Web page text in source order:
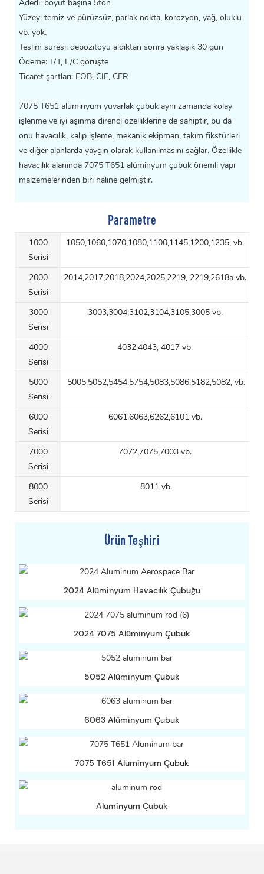
Adedi: boyut başına 5ton
Yüzey: temiz ve pürüzsüz, parlak nokta, korozyon, yağ, oluklu
vb. yok.
Teslim süresi: depozitoyu aldıktan sonra yaklaşık 30 gün
Ödeme: T/T, L/C görüşte
Ticaret şartları: FOB, CIF, CFR
7075 T651 alüminyum yuvarlak çubuk aynı zamanda kolay
işlenme ve iyi aşınma direnci özelliklerine de sahiptir, bu da
onu havacılık, kalıp işleme, mekanik ekipman, takım fikstürleri
ve diğer alanlarda yaygın olarak kullanılmasını sağlar. Özellikle
havacılık alanında 7075 T651 alüminyum çubuk önemli yapı
malzemelerinden biri haline gelmiştir.
Parametre
1000
Serisi
1050,1060,1070,1080,1100,1145,1200,1235, vb.
2000
Serisi
2014,2017,2018,2024,2025,2219, 2219,2618a vb.
3000
Serisi
3003,3004,3102,3104,3105,3005 vb.
4000
Serisi
4032,4043, 4017 vb.
5000
Serisi
5005,5052,5454,5754,5083,5086,5182,5082, vb.
6000
Serisi
6061,6063,6262,6101 vb.
7000
Serisi
7072,7075,7003 vb.
8000
Serisi
8011 vb.
Ürün Teşhiri
2024 Alüminyum Havacılık Çubuğu
2024 7075 Alüminyum Çubuk
5052 Alüminyum Çubuk
6063 Alüminyum Çubuk
7075 T651 Alüminyum Çubuk
Alüminyum Çubuk